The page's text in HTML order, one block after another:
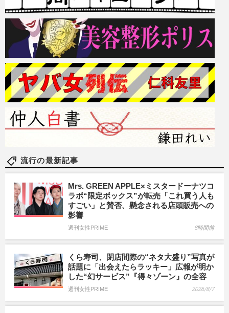
流行の最新記事
Mrs. GREEN APPLE×ミスタードーナツコ
ラボ“限定ボックス”が転売「これ買う人も
すごい」と賛否、懸念される店頭販売への
影響
週刊女性PRIME 8時間前
くら寿司、閉店間際の“ネタ大盛り”写真が
話題に「出会えたらラッキー」広報が明か
した“幻サービス”『得々ゾーン』の全容
週刊女性PRIME 2026/8/7